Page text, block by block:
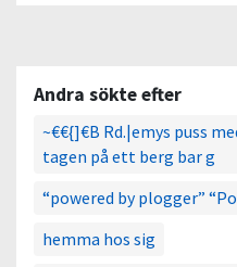
Andra sökte efter
~€€{]€B Rd.|emys puss
tagen på ett berg bar g
“powered by plogger”
hemma hos sig